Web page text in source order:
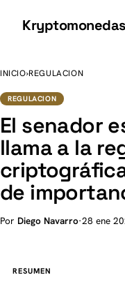
Kryptomonedas
INICIO›REGULACION
REGULACION
El senador
llama a la
de
Por Diego Navarro·28 ene
RESUMEN